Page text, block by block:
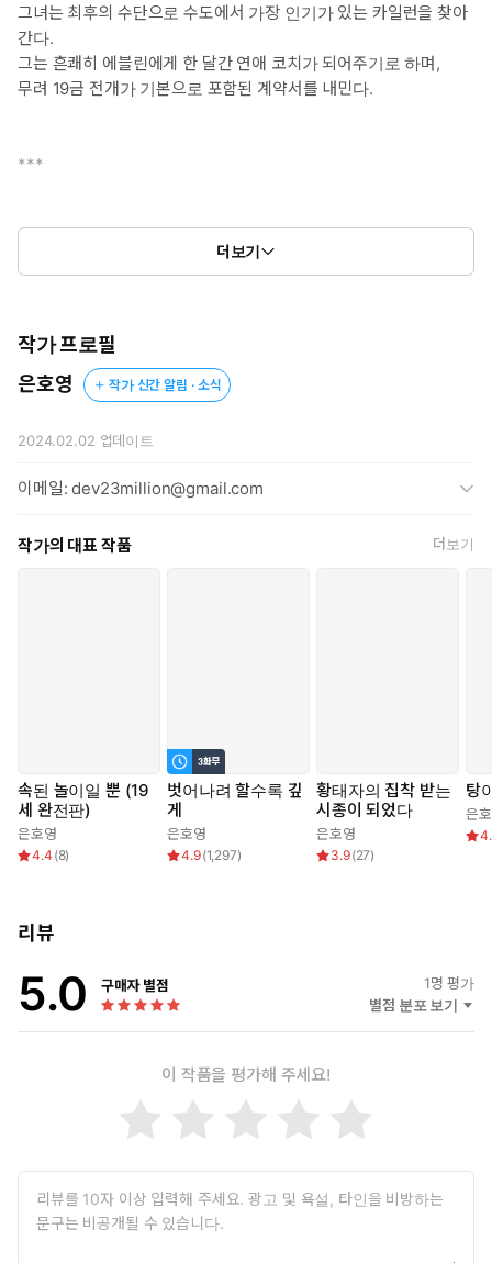
그녀는 최후의 수단으로 수도에서 가장 인기가 있는 카일런을 찾아
간다.
그는 흔쾌히 에블린에게 한 달간 연애 코치가 되어주기로 하며,
무려 19금 전개가 기본으로 포함된 계약서를 내민다.
***
업을 한다. ]
“각종 수업이라면 뭘 말하는 거죠?”
업하게 될 것 같군요.”
“에블린, 아무래도 특단의 조치가 필요하겠어.”
첫 만남부터 인상이 안 좋은 쪽으로 찍힐 것만 같았다. 하지만 에
“갑자기 분위기가 달라져서 놀랐을 뿐이에요. 잠깐만 여유를 주
면 따라갈 수 있어요.”
“아니, 그 정도론 안 되겠는걸.”
“이제부터 연기를 해 보자. 에블린은 나한테 고백하러 온 거야. 그동
안 종종 마주치면서 마음을 키워 왔고, 오늘은 날 유혹할 결심을 한
“……네?”
“남자 사귀고 싶다며. 연습을 해 봐야 딴 데서도 써먹을 거 아냐.”
“연습이요?”
더보기
작가 프로필
은호영
작가 신간 알림 · 소식
2024.02.02 업데이트
이메일: dev23million@gmail.com
작가의 대표 작품 더보기
속된 놀이일 뿐 (19
세 완전판)
은호영
4.4 (8)
벗어나려 할수록 깊
게
은호영
4.9(1,297)
황태자의 집착 받는
시종이 되었다
은호영
3.9(27)
탕
은
리뷰
5.0 구매자 별점 1명 평가
별점 분포 보기
이 작품을 평가해 주세요!